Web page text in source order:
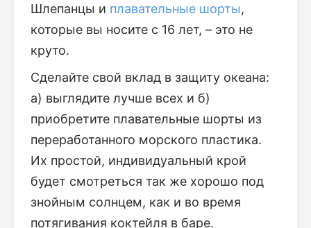
Шлепанцы и плавательные шорты,
которые вы носите с 16 лет, – это не
круто.
Сделайте свой вклад в защиту океана:
а) выглядите лучше всех и б)
приобретите плавательные шорты из
переработанного морского пластика.
Их простой, индивидуальный крой
будет смотреться так же хорошо под
знойным солнцем, как и во время
потягивания коктейля в баре.